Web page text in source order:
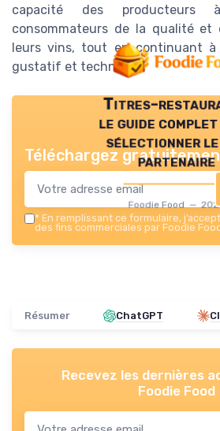
capacité des producteurs
consommateurs de la qualité et
leurs vins, tout en continuant
gustatif et technique.
Titres-
le guide
sélectionner le
partenaire
Foodie Food —
Téléchargez
* En remplissant ce formulaire,
des fins commerciales par Foodie
Résumer ChatGPT
Recevez les dernières
Foodie Food